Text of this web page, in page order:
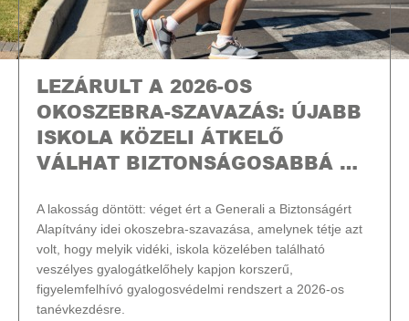
LEZÁRULT A 2026-OS
OKOSZEBRA-SZAVAZÁS: ÚJABB
ISKOLA KÖZELI ÁTKELŐ
VÁLHAT BIZTONSÁGOSABBÁ …
A lakosság döntött: véget ért a Generali a Biztonságért
Alapítvány idei okoszebra-szavazása, amelynek tétje azt
volt, hogy melyik vidéki, iskola közelében található
veszélyes gyalogátkelőhely kapjon korszerű,
figyelemfelhívó gyalogosvédelmi rendszert a 2026-os
tanévkezdésre.